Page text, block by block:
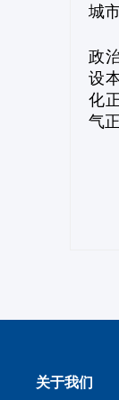
城
政
设
化
气
关于我们